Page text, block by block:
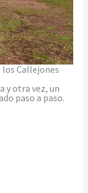
los Callejones
y otra vez, un
paso a paso.